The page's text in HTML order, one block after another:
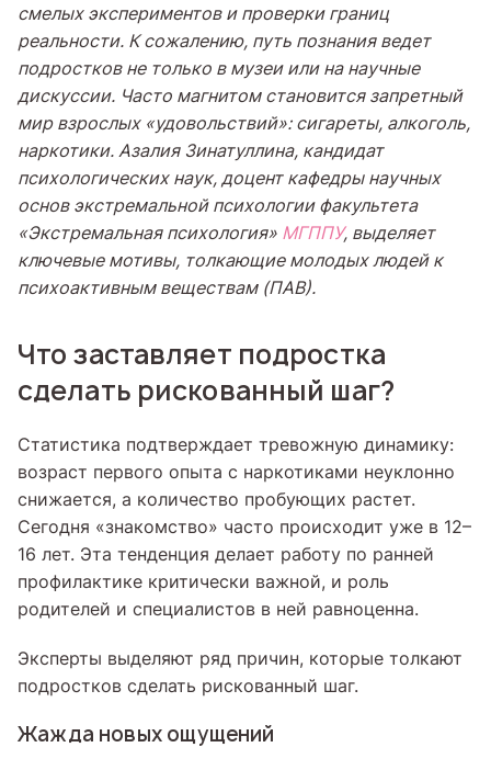
смелых экспериментов и проверки границ
реальности. К сожалению, путь познания ведет
подростков не только в музеи или на научные
дискуссии. Часто магнитом становится запретный
мир взрослых «удовольствий»: сигареты, алкоголь,
наркотики.Азалия Зинатуллина, кандидат
психологических наук, доцент кафедры научных
основ экстремальной психологии факультета
«Экстремальная психология» МГППУ, выделяет
ключевые мотивы, толкающие молодых людей к
психоактивным веществам (ПАВ).
Что заставляет подростка
сделать рискованный шаг?
Статистика подтверждает тревожную динамику:
возраст первого опыта с наркотиками неуклонно
снижается, а количество пробующих растет.
Сегодня «знакомство» часто происходит уже в 12–
16 лет. Эта тенденция делает работу по ранней
профилактике критически важной, и роль
родителей и специалистов в ней равноценна.
Эксперты выделяют ряд причин, которые толкают
подростков сделать рискованный шаг.
Жажда новых ощущений